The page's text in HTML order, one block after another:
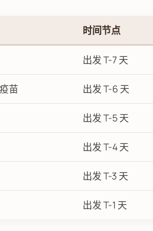
时间节点
出发 T-7 天
苗 出发 T-6 天
出发 T-5 天
出发 T-4 天
出发 T-3 天
出发 T-1 天